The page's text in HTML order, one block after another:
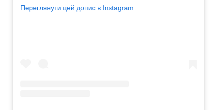
Переглянути цей допис в Instagram